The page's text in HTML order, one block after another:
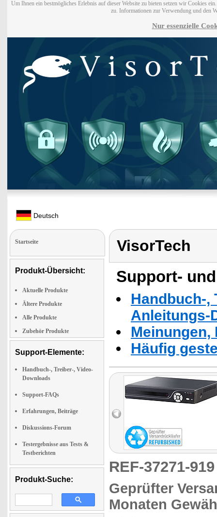
Um Ihnen ein bestmögliches Erlebnis auf dieser Website zu bieten setzen wir Cookies
zu. Informationen zur Verwendung und den
Nur essenzielle
Deutsch
Startseite
Produkt-Übersicht:
Aktuelle Produkte
Ältere Produkte
Alle Produkte
Zubehör Produkte
Support-Elemente:
Handbuch-, Treiber-, Video-
Downloads
Support-FAQs
Erfahrungen, Beiträge
Diskussions-Forum
Testergebnisse aus Tests &
Testberichten
Produkt-Suche:
VisorTech
Support-
Handbuch-,
Anleitungs-
Häufig
REF-37271-
Geprüfter
Monaten